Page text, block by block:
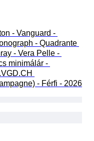
- Vanguard -
- Quadrante
- Vera Pelle -
minimálár -
- Férfi - 2026